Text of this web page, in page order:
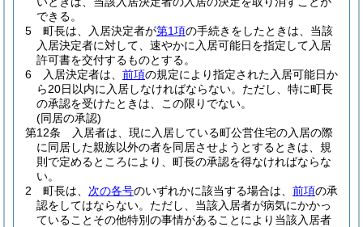
できる。
5
町長は、入居決定者が第1項の手続きをしたときは、当該
入居決定者に対して、速やかに入居可能日を指定して入居
許可書を交付するものとする。
6
入居決定者は、 前項の規定により指定された入居可能日か
ら20日以内に入居しなければならない。 ただし、特に町長
の承認を受けたときは、この限りでない。
(同居の承認)
第12条
入居者は、現に入居している町公営住宅の入居の際
に同居した親族以外の者を同居させようとするときは、規
則で定めるところにより、町長の承認を得なければならな
い。
2
町長は、 次の各号のいずれかに該当する場合は、 前項の承
認をしてはならない。 ただし、当該入居者が病気にかかっ
ていることその他特別の事情があることにより当該入居者